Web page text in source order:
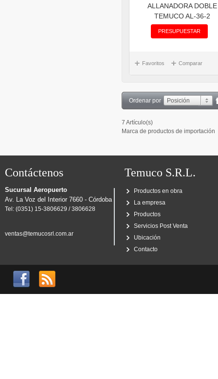
ALLANADORA DOBLE
TEMUCO AL-36-2
PRESUPUESTAR
Favoritos Comparar
Ordenar por Posición
7 Artículo(s)
Marca de productos de importación
Contáctenos
Sucursal Aeropuerto
Av. La Voz del Interior 7660 - Córdoba
Tel: (0351) 15-3806629 / 3806628
ventas@temucosrl.com.ar
Temuco S.R.L.
Productos en obra
La empresa
Productos
Servicios Post Venta
Ubicación
Contacto